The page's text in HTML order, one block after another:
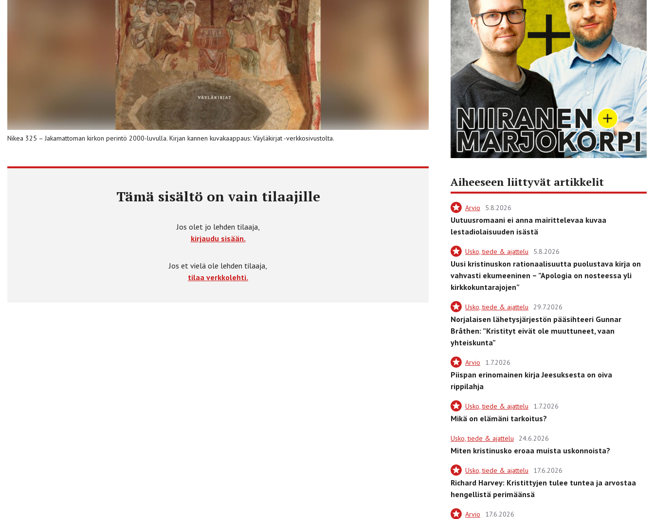
Nikea 325 – Jakamattoman kirkon perintö 2000-luvulla. Kirjan kannen kuvakaappaus: Väyläkirjat -verkkosivustolta.
Tämä sisältö on vain tilaajille
Jos olet jo lehden tilaaja,
kirjaudu sisään.
Jos et vielä ole lehden tilaaja,
tilaa verkkolehti.
Aiheeseen liittyvät artikkelit
Arvio 5.8.2026
Uutuusromaani ei anna mairittelevaa kuvaa
lestadiolaisuuden isästä
Usko, tiede & ajattelu 5.8.2026
Uusi kristinuskon rationaalisuutta puolustava kirja on
vahvasti ekumeeninen – ”Apologia on nosteessa yli
kirkkokuntarajojen”
Usko, tiede & ajattelu 29.7.2026
Norjalaisen lähetysjärjestön pääsihteeri Gunnar
Bråthen: ”Kristityt eivät ole muuttuneet, vaan
yhteiskunta”
Arvio 1.7.2026
Piispan erinomainen kirja Jeesuksesta on oiva
rippilahja
Usko, tiede & ajattelu 1.7.2026
Mikä on elämäni tarkoitus?
Usko, tiede & ajattelu 24.6.2026
Miten kristinusko eroaa muista uskonnoista?
Usko, tiede & ajattelu 17.6.2026
Richard Harvey: Kristittyjen tulee tuntea ja arvostaa
hengellistä perimäänsä
Arvio 17.6.2026